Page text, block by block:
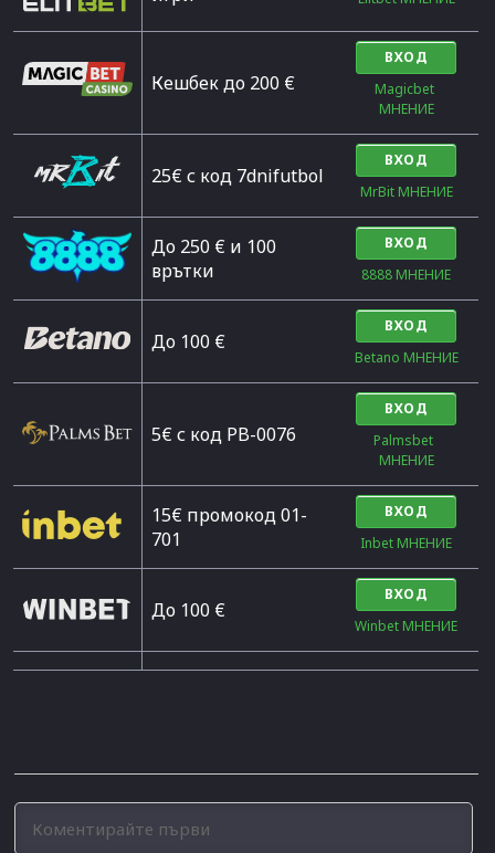
Кешбек до 200 €
ВХОД
Magicbet
МНЕНИЕ
25€ с код 7dnifutbol
ВХОД
MrBit МНЕНИЕ
До 250 € и 100
врътки
ВХОД
8888 МНЕНИЕ
Дo 100 €
ВХОД
Betano МНЕНИЕ
5€ с код PB-0076
ВХОД
Palmsbet
МНЕНИЕ
15€ промокод 01-
701
ВХОД
Inbet МНЕНИЕ
До 100 €
ВХОД
Winbet МНЕНИЕ